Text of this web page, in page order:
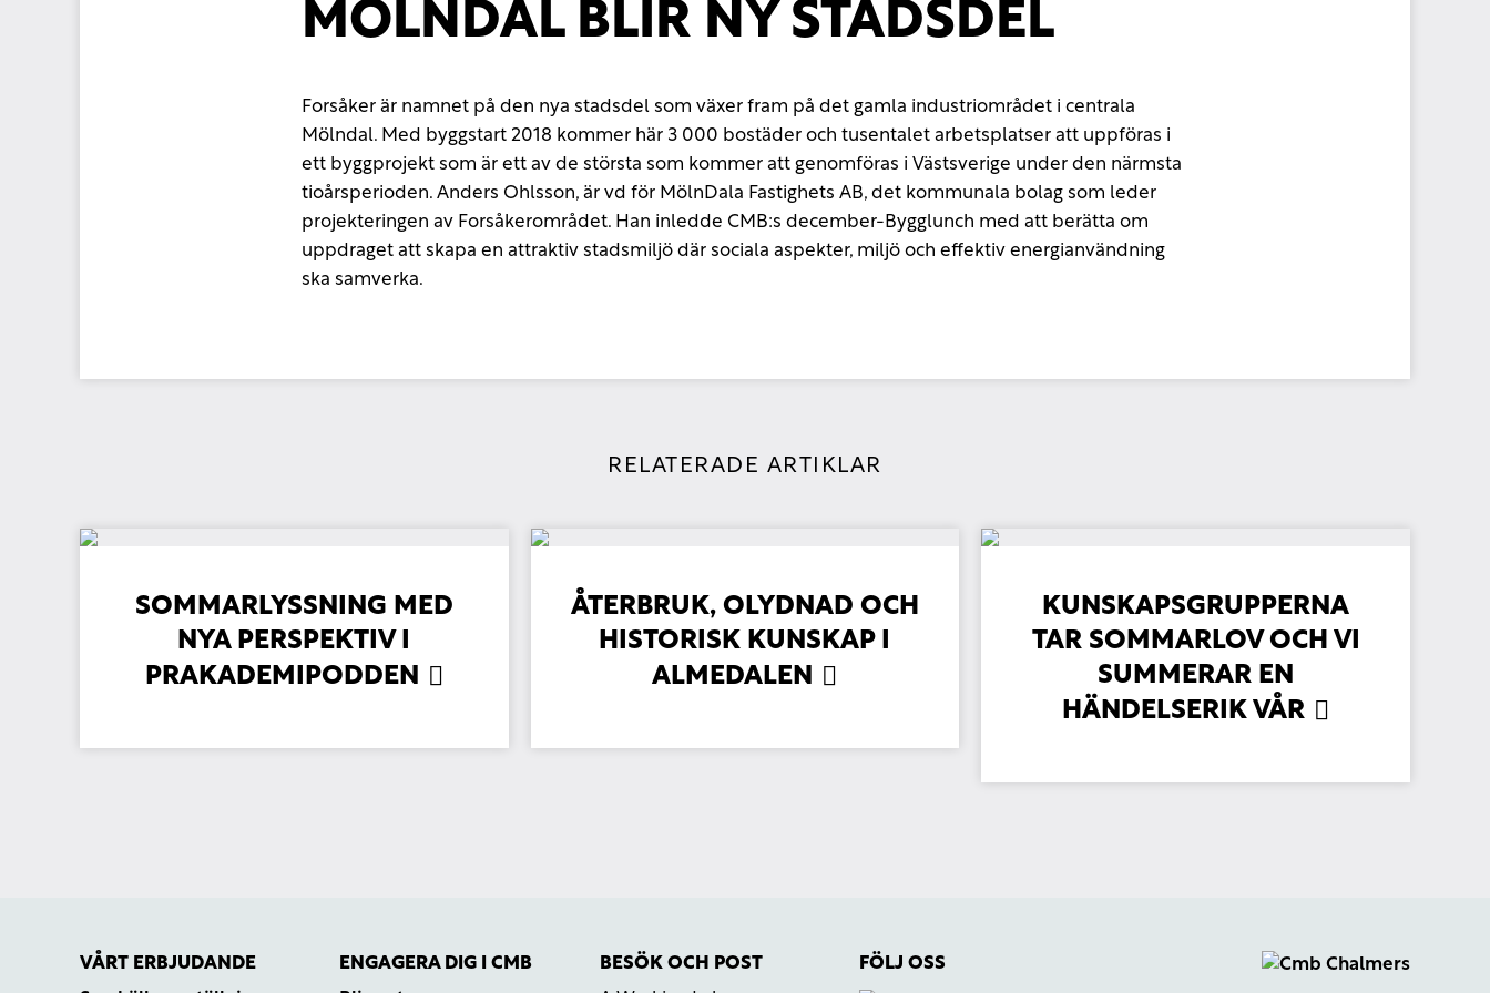
MÖLNDAL BLIR NY STADSDEL
Forsåker är namnet på den nya stadsdel som växer fram på det gamla industriområdet i centrala
Mölndal. Med byggstart 2018 kommer här 3 000 bostäder och tusentalet arbetsplatser att uppföras i
ett byggprojekt som är ett av de största som kommer att genomföras i Västsverige under den närmsta
tioårsperioden. Anders Ohlsson, är vd för MölnDala Fastighets AB, det kommunala bolag som leder
projekteringen av Forsåkerområdet. Han inledde CMB:s december-Bygglunch med att berätta om
uppdraget att skapa en attraktiv stadsmiljö där sociala aspekter, miljö och effektiv energianvändning
ska samverka.
RELATERADE ARTIKLAR
SOMMARLYSSNING MED
NYA PERSPEKTIV I
PRAKADEMIPODDEN
ÅTERBRUK, OLYDNAD OCH
HISTORISK KUNSKAP I
ALMEDALEN
KUNSKAPSGRUPPERNA
TAR SOMMARLOV OCH VI
SUMMERAR EN
HÄNDELSERIK VÅR
VÅRT ERBJUDANDE
ENGAGERA DIG I CMB
BESÖK OCH POST
FÖLJ OSS